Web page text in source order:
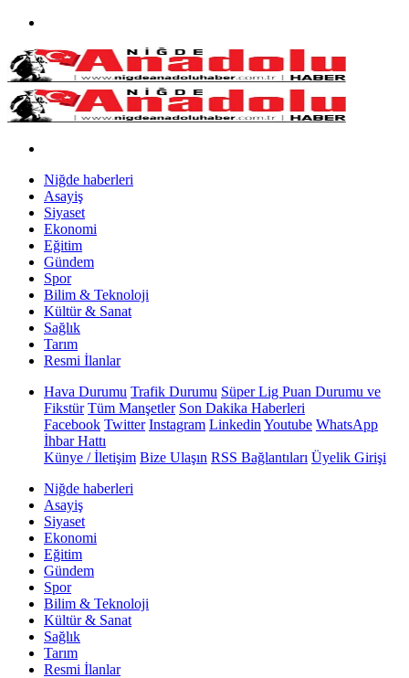
Niğde haberleri
Asayiş
Siyaset
Ekonomi
Eğitim
Gündem
Spor
Bilim & Teknoloji
Kültür & Sanat
Sağlık
Tarım
Resmi İlanlar
Hava Durumu Trafik Durumu Süper Lig Puan Durumu ve
Fikstür Tüm Manşetler Son Dakika Haberleri
Facebook Twitter Instagram Linkedin Youtube WhatsApp
İhbar Hattı
Künye / İletişim Bize Ulaşın RSS Bağlantıları Üyelik Girişi
Niğde haberleri
Asayiş
Siyaset
Ekonomi
Eğitim
Gündem
Spor
Bilim & Teknoloji
Kültür & Sanat
Sağlık
Tarım
Resmi İlanlar